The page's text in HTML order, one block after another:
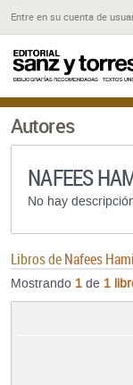
Entre en su cuenta de
Autores
NAFEES
No hay
Libros deNafees
Mostrando 1 de 1